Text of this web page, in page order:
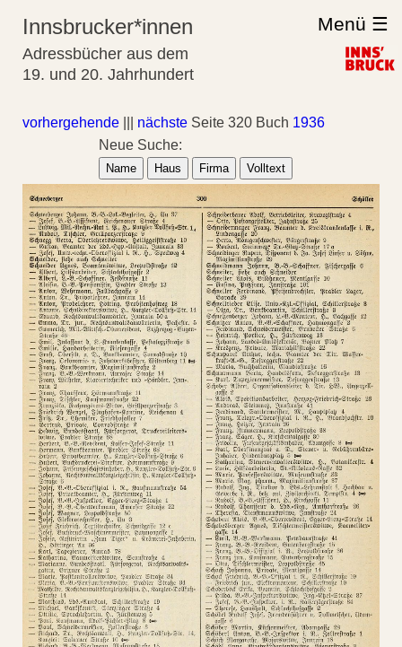
Innsbrucker*innen
Adressbücher aus dem
19. und 20. Jahrhundert
Menü ☰
vorhergehende nächste Seite 320 Buch 1936
Neue Suche:
Name Haus Firma Volltext